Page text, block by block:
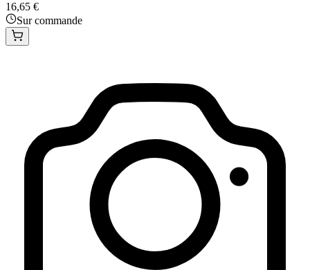
16,65 €
Sur commande